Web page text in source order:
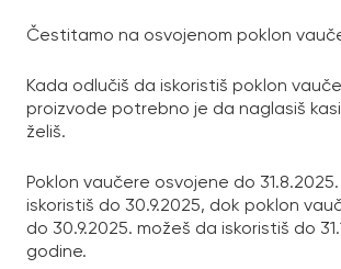
Čestitamo na osvojenom poklon
Kada odlučiš da iskoristiš poklon
proizvode potrebno je da naglasiš
želiš.
Poklon vaučere osvojene do
iskoristiš do 30.9.2025, dok poklon
do 30.9.2025. možeš da iskoristiš do
godine.